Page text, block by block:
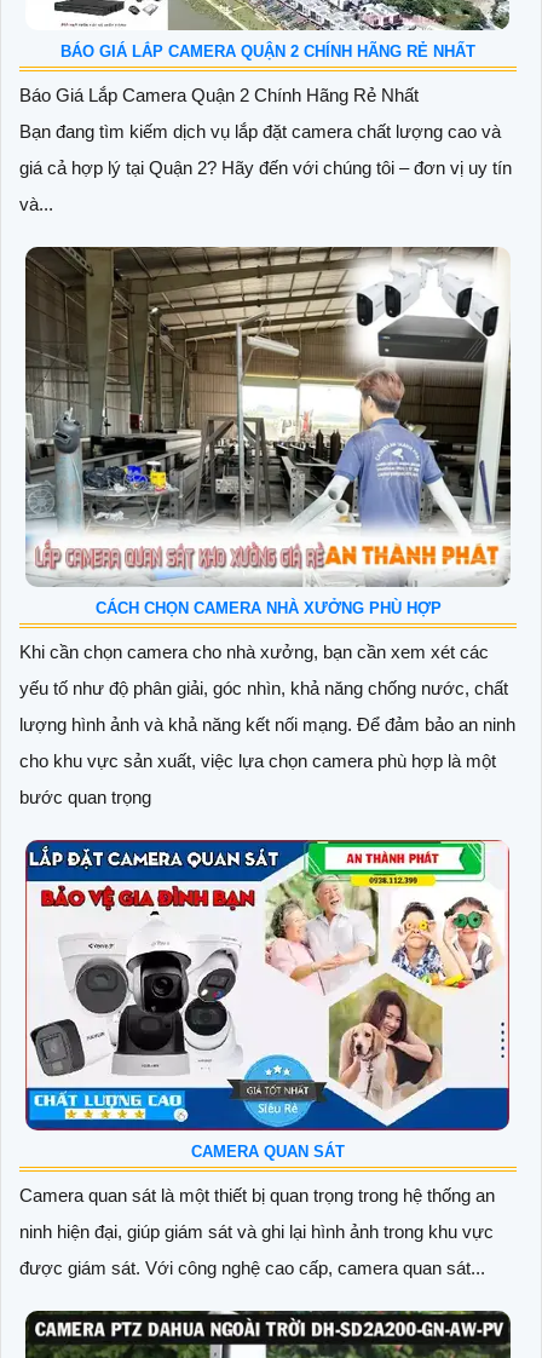
BÁO GIÁ LẮP CAMERA QUẬN 2 CHÍNH HÃNG RẺ NHẤT
Báo Giá Lắp Camera Quận 2 Chính Hãng Rẻ Nhất
Bạn đang tìm kiếm dịch vụ lắp đặt camera chất lượng cao và
giá cả hợp lý tại Quận 2? Hãy đến với chúng tôi – đơn vị uy tín
và...
CÁCH CHỌN CAMERA NHÀ XƯỞNG PHÙ HỢP
Khi cần chọn camera cho nhà xưởng, bạn cần xem xét các
yếu tố như độ phân giải, góc nhìn, khả năng chống nước, chất
lượng hình ảnh và khả năng kết nối mạng. Để đảm bảo an ninh
cho khu vực sản xuất, việc lựa chọn camera phù hợp là một
bước quan trọng
CAMERA QUAN SÁT
Camera quan sát là một thiết bị quan trọng trong hệ thống an
ninh hiện đại, giúp giám sát và ghi lại hình ảnh trong khu vực
được giám sát. Với công nghệ cao cấp, camera quan sát...